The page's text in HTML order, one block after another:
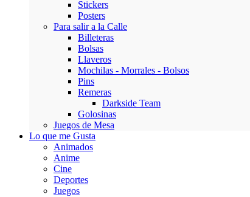
Stickers
Posters
Para salir a la Calle
Billeteras
Bolsas
Llaveros
Mochilas - Morrales - Bolsos
Pins
Remeras
Darkside Team
Golosinas
Juegos de Mesa
Lo que me Gusta
Animados
Anime
Cine
Deportes
Juegos